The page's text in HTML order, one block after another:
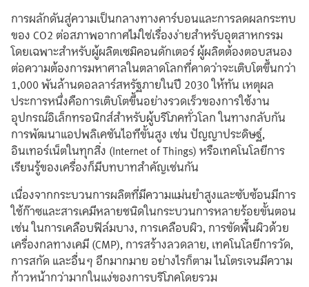
การผลักดันสู่ความเป็นกลางทางคาร์บอนและการลดผลกระทบ
ของ CO2 ต่อสภาพอากาศไม่ใช่เรื่องง่ายสำหรับอุตสาหกรรม
โดยเฉพาะสำหรับผู้ผลิตเซมิคอนดักเตอร์ ผู้ผลิตต้องตอบสนอง
ต่อความต้องการมหาศาลในตลาดโลกที่คาดว่าจะเติบโตขึ้นกว่า
1,000 พันล้านดอลลาร์สหรัฐภายในปี 2030 ให้ทัน เหตุผล
ประการหนึ่งคือการเติบโตขึ้นอย่างรวดเร็วของการใช้งาน
อุปกรณ์อิเล็กทรอนิกส์สำหรับผู้บริโภคทั่วโลก ในทางกลับกัน
การพัฒนาแอปพลิเคชันไอทีขั้นสูง เช่น ปัญญาประดิษฐ์,
อินเทอร์เน็ตในทุกสิ่ง (Internet of Things) หรือเทคโนโลยีการ
เรียนรู้ของเครื่องก็มีบทบาทสำคัญเช่นกัน
เนื่องจากกระบวนการผลิตที่มีความแม่นยำสูงและซับซ้อนมีการ
ใช้ก๊าซและสารเคมีหลายชนิดในกระบวนการหลายร้อยขั้นตอน
เช่น ในการเคลือบฟิล์มบาง, การเคลือบผิว, การขัดพื้นผิวด้วย
เครื่องกลทางเคมี (CMP), การสร้างลวดลาย, เทคโนโลยีการวัด,
การสกัด และอื่นๆ อีกมากมาย อย่างไรก็ตาม ไนโตรเจนมีความ
ก้าวหน้ากว่ามากในแง่ของการบริโภคโดยรวม